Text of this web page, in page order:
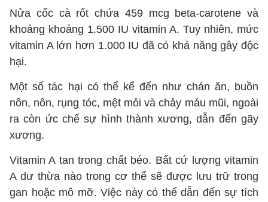
Nửa cốc cà rốt chứa 459 mcg beta-carotene và
khoảng khoảng 1.500 IU vitamin A. Tuy nhiên, mức
vitamin A lớn hơn 1.000 IU đã có khả năng gây độc
hại.
Một số tác hại có thể kể đến như chán ăn, buồn
nôn, nôn, rụng tóc, mệt mỏi và chảy máu mũi, ngoài
ra còn ức chế sự hình thành xương, dẫn đến gãy
xương.
Vitamin A tan trong chất béo. Bất cứ lượng vitamin
A dư thừa nào trong cơ thể sẽ được lưu trữ trong
gan hoặc mô mỡ. Việc này có thể dẫn đến sự tích